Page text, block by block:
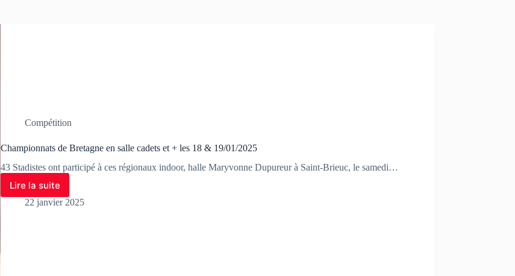
Compétition
Championnats de Bretagne en salle cadets et + les 18 & 19/01/2025
43 Stadistes ont participé à ces régionaux indoor, halle Maryvonne Dupureur à Saint-Brieuc, le samedi…
Lire la suite
22 janvier 2025